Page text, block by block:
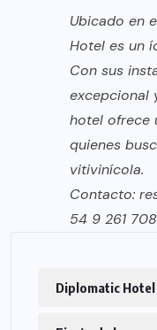
Ubicado en
Hotel es un
Con sus
excepcional
hotel ofrece
quienes
vitivinícola.
Contacto:
54 9 261
Diplomatic Hotel